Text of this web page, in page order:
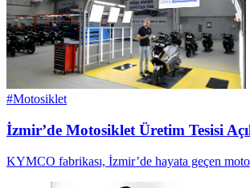
#Motosiklet
İzmir’de Motosiklet Üretim Tesisi
KYMCO fabrikası, İzmir’de hayata geçen